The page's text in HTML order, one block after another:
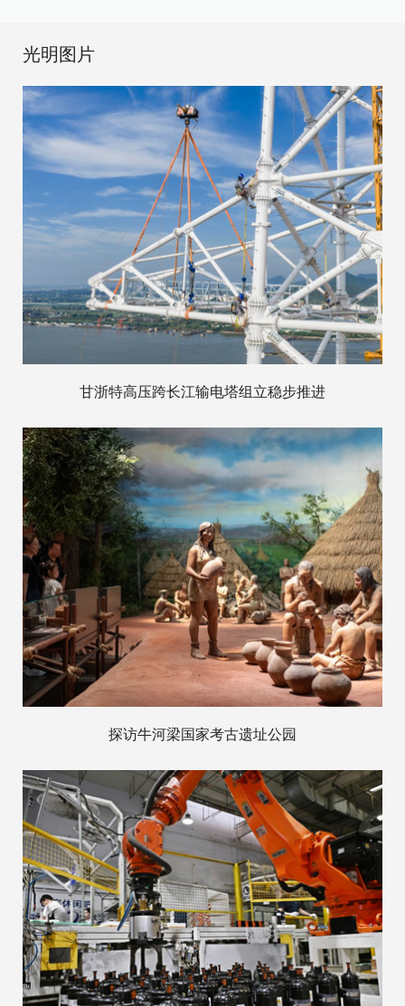
光明图片
甘浙特高压跨长江输电塔组立稳步推进
探访牛河梁国家考古遗址公园